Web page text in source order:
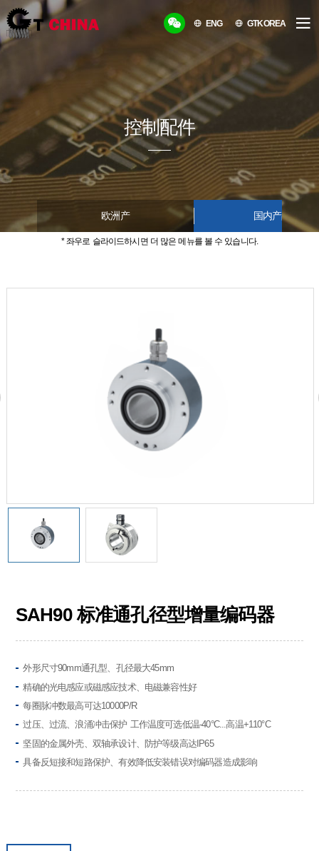
ENG GTKOREA
控制配件
欧洲产 国内产品
SAH90 标准通孔径型增量编码器
外形尺寸90mm通孔型、孔径最大45mm
精确的光电感应或磁感应技术、电磁兼容性好
每圈脉冲数最高可达10000P/R
过压、过流、浪涌冲击保护 工作温度可选低温-40°C...高温+110°C
坚固的金属外壳、双轴承设计、防护等级高达IP65
具备反短接和短路保护、有效降低安装错误对编码器造成影响